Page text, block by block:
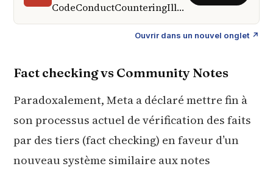
CodeConductCounteringIllegalHateSpeech
Ouvrir dans un nouvel onglet ↗
Fact checking vs Community Notes
Paradoxalement, Meta a déclaré mettre fin à
son processus actuel de vérification des faits
par des tiers (fact checking) en faveur d’un
nouveau système similaire aux notes